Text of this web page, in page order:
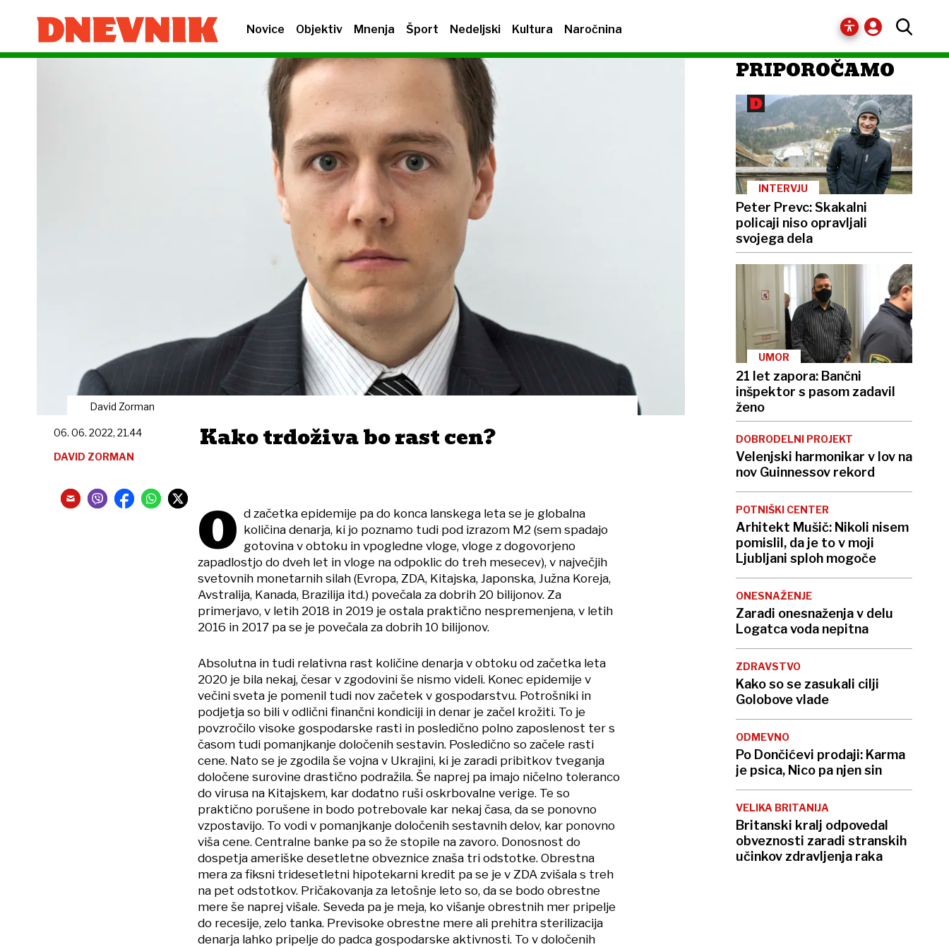
Novice Objektiv Mnenja Šport Nedeljski Kultura Naročnina
David Zorman
Kako trdoživa bo rast cen?
06. 06. 2022, 21.44
DAVID ZORMAN
O d začetka epidemije pa do konca lanskega leta se je globalna
količina denarja, ki jo poznamo tudi pod izrazom M2 (sem spadajo
gotovina v obtoku in vpogledne vloge, vloge z dogovorjeno
zapadlostjo do dveh let in vloge na odpoklic do treh mesecev), v največjih
svetovnih monetarnih silah (Evropa, ZDA, Kitajska, Japonska, Južna Koreja,
Avstralija, Kanada, Brazilija itd.) povečala za dobrih 20 bilijonov. Za
primerjavo, v letih 2018 in 2019 je ostala praktično nespremenjena, v letih
2016 in 2017 pa se je povečala za dobrih 10 bilijonov.
Absolutna in tudi relativna rast količine denarja v obtoku od začetka leta
2020 je bila nekaj, česar v zgodovini še nismo videli. Konec epidemije v
večini sveta je pomenil tudi nov začetek v gospodarstvu. Potrošniki in
podjetja so bili v odlični finančni kondiciji in denar je začel krožiti. To je
povzročilo visoke gospodarske rasti in posledično polno zaposlenost ter s
časom tudi pomanjkanje določenih sestavin. Posledično so začele rasti
cene. Nato se je zgodila še vojna v Ukrajini, ki je zaradi pribitkov tveganja
določene surovine drastično podražila. Še naprej pa imajo ničelno toleranco
do virusa na Kitajskem, kar dodatno ruši oskrbovalne verige. Te so
praktično porušene in bodo potrebovale kar nekaj časa, da se ponovno
vzpostavijo. To vodi v pomanjkanje določenih sestavnih delov, kar ponovno
viša cene. Centralne banke pa so že stopile na zavoro. Donosnost do
dospetja ameriške desetletne obveznice znaša tri odstotke. Obrestna
mera za fiksni tridesetletni hipotekarni kredit pa se je v ZDA zvišala s treh
na pet odstotkov. Pričakovanja za letošnje leto so, da se bodo obrestne
mere še naprej višale. Seveda pa je meja, ko višanje obrestnih mer pripelje
do recesije, zelo tanka. Previsoke obrestne mere ali prehitra sterilizacija
denarja lahko pripelje do padca gospodarske aktivnosti. To v določenih
PRIPOROČAMO
INTERVJU
Peter Prevc: Skakalni
policaji niso opravljali
svojega dela
UMOR
21 let zapora: Bančni
inšpektor s pasom zadavil
ženo
DOBRODELNI PROJEKT
Velenjski harmonikar v lov na
nov Guinnessov rekord
POTNIŠKI CENTER
Arhitekt Mušič: Nikoli nisem
pomislil, da je to v moji
Ljubljani sploh mogoče
ONESNAŽENJE
Zaradi onesnaženja v delu
Logatca voda nepitna
ZDRAVSTVO
Kako so se zasukali cilji
Golobove vlade
ODMEVNO
Po Dončićevi prodaji: Karma
je psica, Nico pa njen sin
VELIKA BRITANIJA
Britanski kralj odpovedal
obveznosti zaradi stranskih
učinkov zdravljenja raka